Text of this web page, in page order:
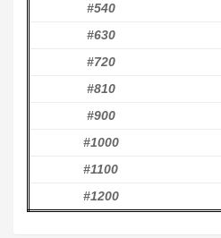
#540
#630
#720
#810
#900
#1000
#1100
#1200